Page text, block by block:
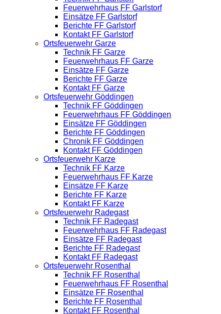
Feuerwehrhaus FF Garlstorf
Einsätze FF Garlstorf
Berichte FF Garlstorf
Kontakt FF Garlstorf
Ortsfeuerwehr Garze
Technik FF Garze
Feuerwehrhaus FF Garze
Einsätze FF Garze
Berichte FF Garze
Kontakt FF Garze
Ortsfeuerwehr Göddingen
Technik FF Göddingen
Feuerwehrhaus FF Göddingen
Einsätze FF Göddingen
Berichte FF Göddingen
Chronik FF Göddingen
Kontakt FF Göddingen
Ortsfeuerwehr Karze
Technik FF Karze
Feuerwehrhaus FF Karze
Einsätze FF Karze
Berichte FF Karze
Kontakt FF Karze
Ortsfeuerwehr Radegast
Technik FF Radegast
Feuerwehrhaus FF Radegast
Einsätze FF Radegast
Berichte FF Radegast
Kontakt FF Radegast
Ortsfeuerwehr Rosenthal
Technik FF Rosenthal
Feuerwehrhaus FF Rosenthal
Einsätze FF Rosenthal
Berichte FF Rosenthal
Kontakt FF Rosenthal